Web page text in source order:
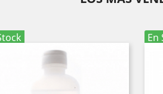
En